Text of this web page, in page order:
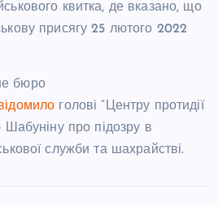
квитка, де вказано, що
присягу 25 лютого 2022
бюро
голові “Центру протидії
Шабуніну про підозру в
служби та шахрайстві.